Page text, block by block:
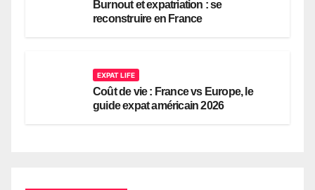
Burnout et expatriation : se
reconstruire en France
EXPAT LIFE
Coût de vie : France vs Europe, le
guide expat américain 2026